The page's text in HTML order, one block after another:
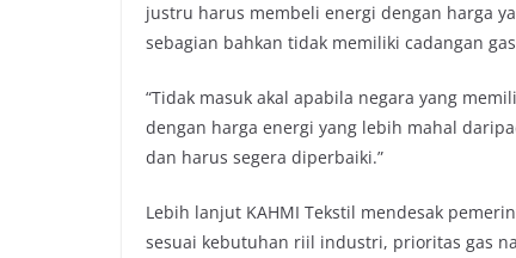
justru harus membeli energi dengan harga
sebagian bahkan tidak memiliki cadangan
“Tidak masuk akal apabila negara yang
dengan harga energi yang lebih mahal
dan harus segera diperbaiki.”
Lebih lanjut KAHMI Tekstil mendesak
sesuai kebutuhan riil industri, prioritas gas